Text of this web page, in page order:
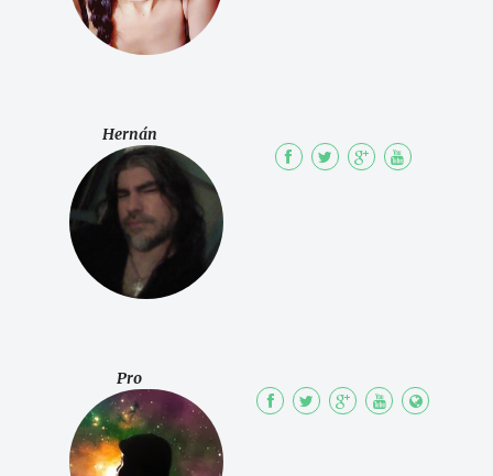
Hernán
Pro